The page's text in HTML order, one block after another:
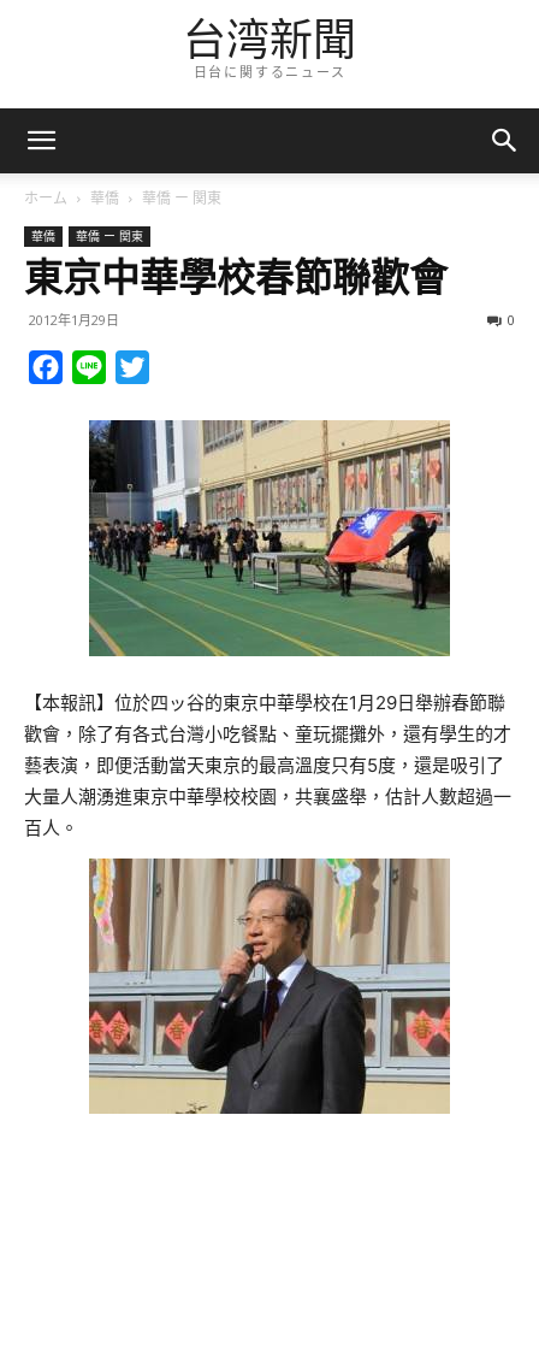
台湾新聞
日台に関するニュース
ホーム 華僑 華僑 ー 関東
華僑 華僑 ー 関東
東京中華學校春節聯歡會
2012年1月29日 0
Facebook
Line
【本報訊】位於四ッ谷的東京中華學校在1月29日舉辦春節聯
歡會，除了有各式台灣小吃餐點、童玩擺攤外，還有學生的才
藝表演，即便活動當天東京的最高溫度只有5度，還是吸引了
大量人潮湧進東京中華學校校園，共襄盛舉，估計人數超過一
百人。